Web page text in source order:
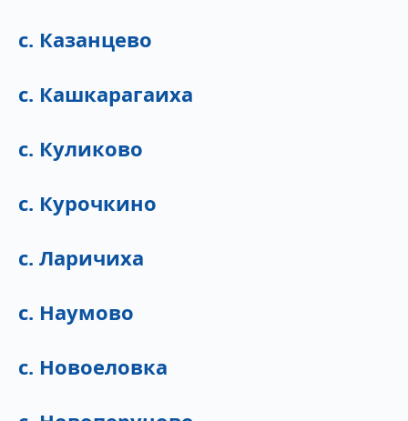
с. Казанцево
с. Кашкарагаиха
с. Куликово
с. Курочкино
с. Ларичиха
с. Наумово
с. Новоеловка